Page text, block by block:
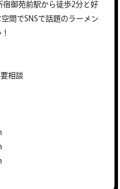
宿御苑前駅から徒歩2分と好
間でSNSで話題のラーメン
相談